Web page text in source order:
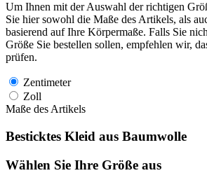
Um Ihnen mit der Auswahl der richtigen
Sie hier sowohl die Maße des Artikels, als
basierend auf Ihre Körpermaße. Falls Sie
Größe Sie bestellen sollen, empfehlen wir,
prüfen.
Zentimeter
Zoll
Maße des Artikels
Besticktes Kleid aus Baumwolle
Wählen Sie Ihre Größe aus